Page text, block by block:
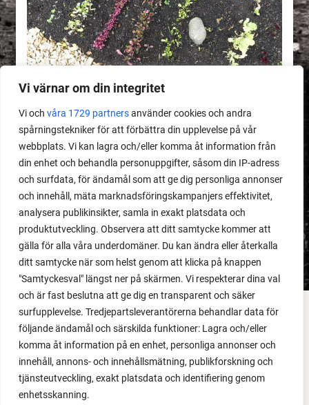
Vi värnar om din integritet
Vi och våra 1729 partnersanvänder cookies och andra
spårningstekniker för att förbättra din upplevelse på vår
webbplats. Vi kan lagra och/eller komma åt information från
din enhet och behandla personuppgifter, såsom din IP-adress
och surfdata, för ändamål som att ge dig personliga annonser
och innehåll, mäta marknadsföringskampanjers effektivitet,
analysera publikinsikter, samla in exakt platsdata och
produktutveckling. Observera att ditt samtycke kommer att
gälla för alla våra underdomäner. Du kan ändra eller återkalla
ditt samtycke när som helst genom att klicka på knappen
"Samtyckesval" längst ner på skärmen. Vi respekterar dina val
och är fast beslutna att ge dig en transparent och säker
surfupplevelse. Tredjepartsleverantörerna behandlar data för
följande ändamål och särskilda funktioner: Lagra och/eller
komma åt information på en enhet, personliga annonser och
innehåll, annons- och innehållsmätning, publikforskning och
tjänsteutveckling, exakt platsdata och identifiering genom
enhetsskanning.
MEDLEMSINNEHÅLL
Dåligt gödslad jord
LÄS MER
FACEBOOK
YOUTUBE